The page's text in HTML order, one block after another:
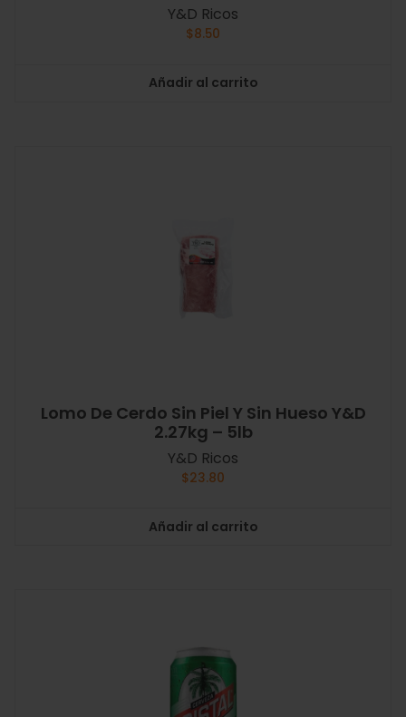
Y&D Ricos
$8.50
Añadir al carrito
Lomo De Cerdo Sin Piel Y Sin Hueso Y&D
2.27kg – 5lb
Y&D Ricos
$23.80
Añadir al carrito